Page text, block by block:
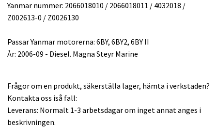
Yanmar nummer: 2066018010 / 2066018011 / 4032018 /
Z002613-0 / Z0026130
Passar Yanmar motorerna: 6BY, 6BY2, 6BY II
År: 2006-09 - Diesel. Magna Steyr Marine
Frågor om en produkt, säkerställa lager, hämta i verkstaden?
Kontakta oss iså fall:
Leverans: Normalt 1-3 arbetsdagar om inget annat anges i
beskrivningen.